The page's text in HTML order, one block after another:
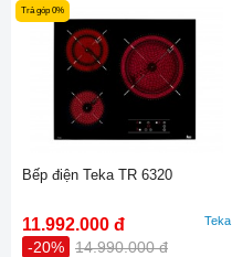
Trả góp 0%
Bếp điện Teka TR 6320
11.992.000 đ
-20% 14.990.000 đ
Teka